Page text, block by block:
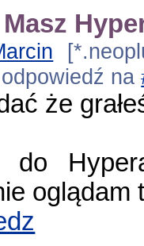
na
że
do
oglądam